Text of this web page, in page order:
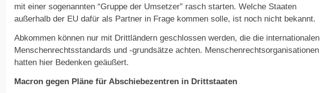
mit einer sogenannten “Gruppe der Umsetzer” rasch starten. Welche Staaten
außerhalb der EU dafür als Partner in Frage kommen solle, ist noch nicht bekannt.
Abkommen können nur mit Drittländern geschlossen werden, die die internationalen
Menschenrechtsstandards und -grundsätze achten. Menschenrechtsorganisationen
hatten hier Bedenken geäußert.
Macron gegen Pläne für Abschiebezentren in Drittstaaten